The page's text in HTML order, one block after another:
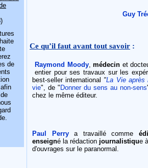
de
Guy
Ce qu’il faut avant tout savoir :
Raymond Moody,médecin et
entier pour ses travaux sur les
best-seller international "La Vie après
vie", de " Donner du sens au non-sens
chez le même éditeur.
Paul Perry a travaillé comme
enseigné la rédaction journalistique
d'ouvrages sur le paranormal.